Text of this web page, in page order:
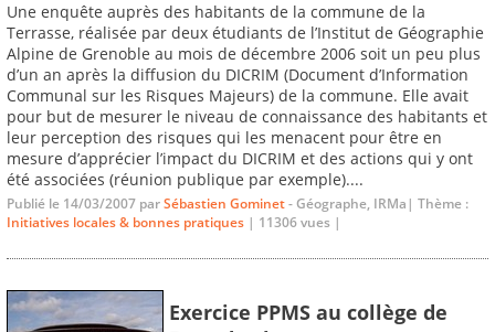
Une enquête auprès des habitants de la commune de la
Terrasse, réalisée par deux étudiants de l’Institut de Géographie
Alpine de Grenoble au mois de décembre 2006 soit un peu plus
d’un an après la diffusion du DICRIM (Document d’Information
Communal sur les Risques Majeurs) de la commune. Elle avait
pour but de mesurer le niveau de connaissance des habitants et
leur perception des risques qui les menacent pour être en
mesure d’apprécier l’impact du DICRIM et des actions qui y ont
été associées (réunion publique par exemple)....
Publié le 14/03/2007 parSébastien Gominet- Géographe, IRMa| Thème :
Initiatives locales & bonnes pratiques | 11306 vues |
Exercice PPMS au collège de